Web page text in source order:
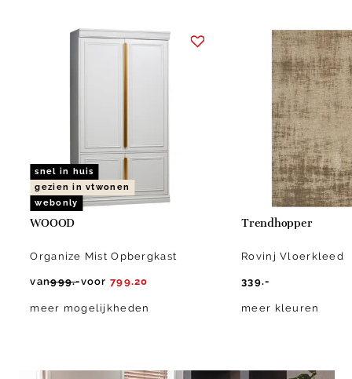
snel in huis
gezien in vtwonen
webonly
WOOOD
Organize Mist Opbergkast
van999.-voor 799.20
meer mogelijkheden
Trendhopper
Rovinj Vloerkleed
339.-
meer kleuren